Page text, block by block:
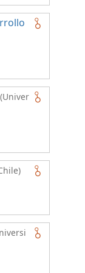
(Univer